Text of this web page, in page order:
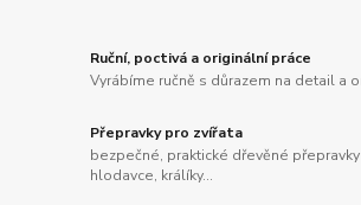
Ruční, poctivá a originální práce
Vyrábíme ručně s důrazem na detail a
Přepravky pro zvířata
bezpečné, praktické dřevěné
hlodavce, králíky...